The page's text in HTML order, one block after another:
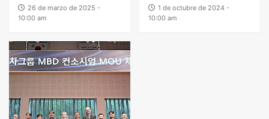
26 de marzo de 2025 -
10:00 am
1 de octubre de 2024 -
10:00 am